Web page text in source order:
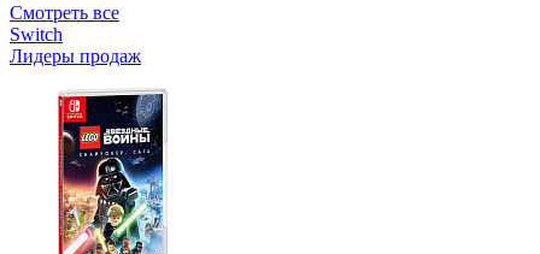
Смотреть все
Switch
Лидеры продаж